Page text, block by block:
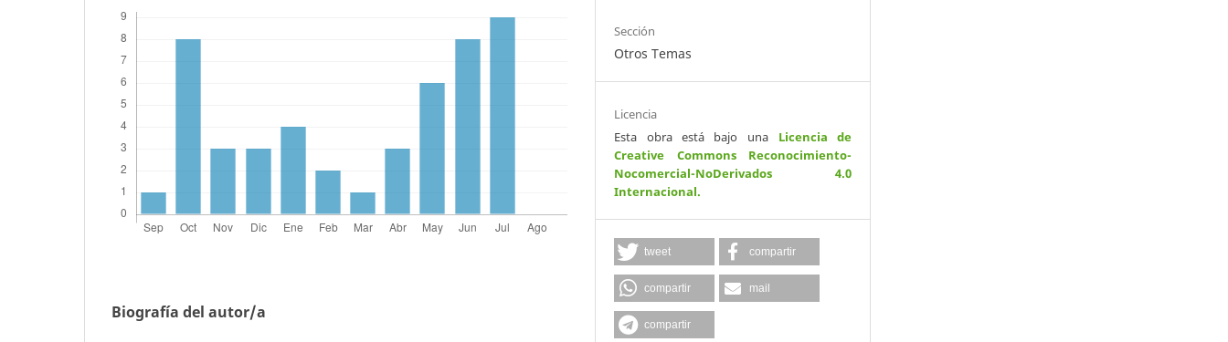
Biografía del autor/a
Sección
Otros Temas
Licencia
Esta obra está bajo una Licencia de
Creative Commons Reconocimiento-
Nocomercial-NoDerivados 4.0
Internacional.
tweet compartir
compartir mail
compartir